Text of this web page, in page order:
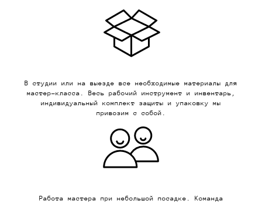
В студии или на выезде все необходимые материалы для
мастер-класса. Весь рабочий инструмент и инвентарь,
индивидуальный комплект защиты и упаковку мы
привозим с собой.
Работа мастера при небольшой посадке. Команда